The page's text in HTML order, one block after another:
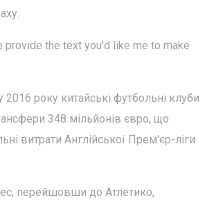
provide the text you'd like me to make
2016 року китайські футбольні клуби
348 мільйонів євро, що
витрати Англійської Прем'єр-ліги
перейшовши до Атлетико,